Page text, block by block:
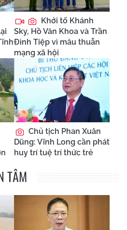
Khởi tố Khánh
Sky, Hồ Văn Khoa và Trần
Đình Tiệp vì mâu thuẫn
mạng xã hội
Chủ tịch Phan Xuân
Dũng: Vĩnh Long cần phát
huy trí tuệ trí thức trẻ
TÂM